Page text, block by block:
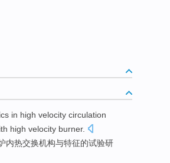
in high velocity circulation
high velocity burner.
内热交换机构与特征的试验研